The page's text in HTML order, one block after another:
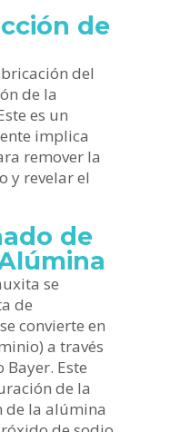
de
del
de la
es un
implica
remover la
y revelar el
de
se
de
convierte en
a través
Este
de la
de la alúmina